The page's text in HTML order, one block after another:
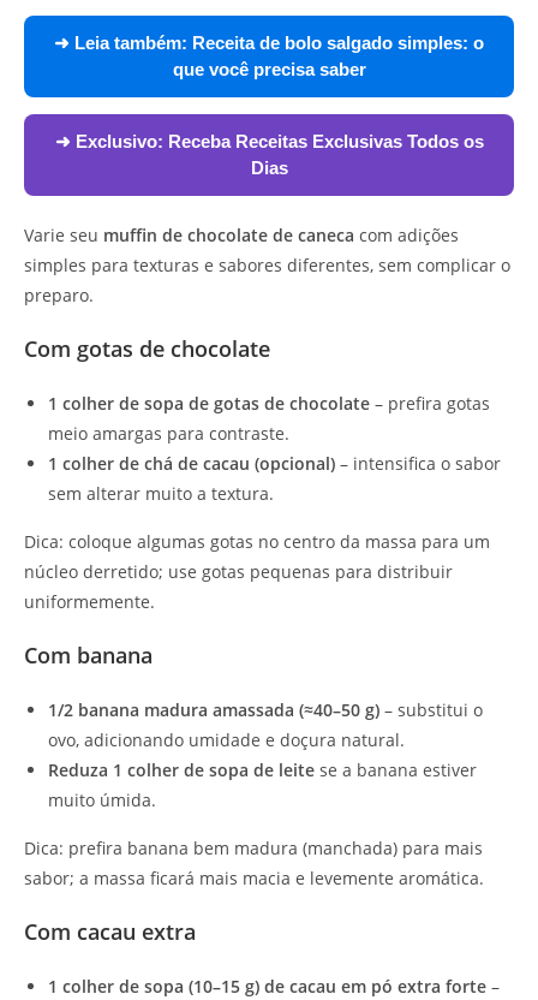
➜ Leia também: Receita de bolo salgado simples: o
que você precisa saber
➜ Exclusivo: Receba Receitas Exclusivas Todos os
Dias
Varie seu muffin de chocolate de caneca com adições
simples para texturas e sabores diferentes, sem complicar o
preparo.
Com gotas de chocolate
1 colher de sopa de gotas de chocolate – prefira gotas
meio amargas para contraste.
1 colher de chá de cacau (opcional) – intensifica o sabor
sem alterar muito a textura.
Dica: coloque algumas gotas no centro da massa para um
núcleo derretido; use gotas pequenas para distribuir
uniformemente.
Com banana
1/2 banana madura amassada (≈40–50 g) – substitui o
ovo, adicionando umidade e doçura natural.
Reduza 1 colher de sopa de leite se a banana estiver
muito úmida.
Dica: prefira banana bem madura (manchada) para mais
sabor; a massa ficará mais macia e levemente aromática.
Com cacau extra
1 colher de sopa (10–15 g) de cacau em pó extra forte –